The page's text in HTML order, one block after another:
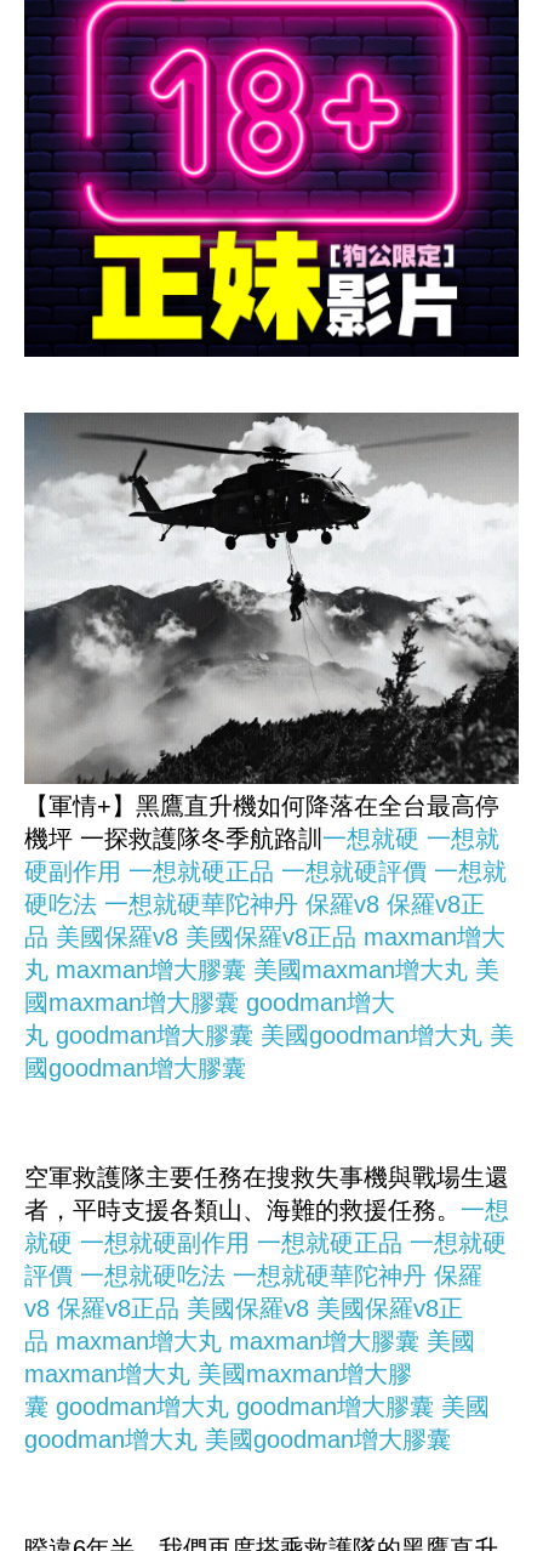
【軍情+】黑鷹直升機如何降落在全台最高停
機坪 一探救護隊冬季航路訓 一想就硬 一想就
硬副作用 一想就硬正品 一想就硬評價 一想就
硬吃法 一想就硬華陀神丹 保羅v8 保羅v8正
品 美國保羅v8 美國保羅v8正品 maxman增大
丸 maxman增大膠囊 美國maxman增大丸 美
國maxman增大膠囊 goodman增大
丸 goodman增大膠囊 美國goodman增大丸 美
國goodman增大膠囊
空軍救護隊主要任務在搜救失事機與戰場生還
者，平時支援各類山、海難的救援任務。 一想
就硬 一想就硬副作用 一想就硬正品 一想就硬
評價 一想就硬吃法 一想就硬華陀神丹 保羅
v8 保羅v8正品 美國保羅v8 美國保羅v8正
品 maxman增大丸 maxman增大膠囊 美國
maxman增大丸 美國maxman增大膠
囊 goodman增大丸 goodman增大膠囊 美國
goodman增大丸 美國goodman增大膠囊